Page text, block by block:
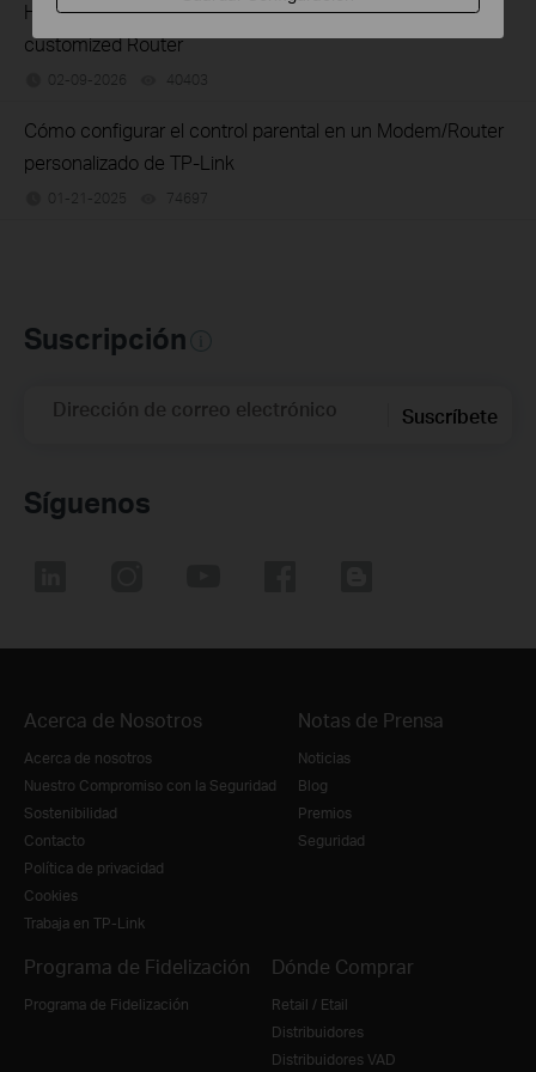
How to configure IP & MAC Binding on TP-Link ISP-
customized Router
02-09-2026 40403
Cómo configurar el control parental en un Modem/Router
personalizado de TP-Link
01-21-2025 74697
Suscripción
Dirección de correo electrónico Suscríbete
Síguenos
Acerca de Nosotros
Acerca de nosotros
Nuestro Compromiso con la Seguridad
Sostenibilidad
Contacto
Política de privacidad
Cookies
Trabaja en TP-Link
Notas de Prensa
Noticias
Blog
Premios
Seguridad
Programa de Fidelización
Programa de Fidelización
Dónde Comprar
Retail / Etail
Distribuidores
Distribuidores VAD